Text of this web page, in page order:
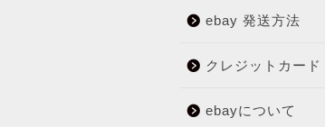
ebay 発送方法
クレジットカード
ebayについて